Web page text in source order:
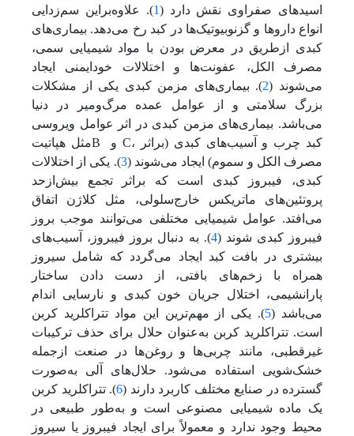
اسیدهای صفراوی نقش دارد (1). علاوه‌بر‌این سم‌زدایی
انواع داروها و گزنوبیوتیک‌‌ها در کبد رخ می‌دهد. بیماری‌های
کبدی ازطریق در معرض بودن با مواد شیمیایی سمی،
مصرف الکل، عفونت‌‌‌ها و اختلالات خودایمنی ایجاد
می‌شوند (2). بیماری‌های مزمن کبدی یکی از مشکلات
بزرگ سلامتی و از عوامل عمده مرگ‌و‌میر در دنیا
می‌باشد. بیماری‌های مزمن کبدی در اثر عوامل ویروسی
مثل هپاتیتB و C‌‌، کبد چرب و آسیب‌های کبدی (براثر
مصرف الکل و سموم) ایجاد‌ می‌شوند (3). یکی از اختلالات
کبدی، فیبروز کبدی است که براثر تجمع بیش‌از‌حد
پروتئین‌های ماتریکس خارج‌سلولی، مثل کلاژن اتفاق‌
می‌افتد. عوامل شیمیایی مختلفی‌ می‌توانند موجب بروز
فیبروز کبدی شوند (4). به دنبال بروز فیبروز، آسیب‌های
بیشتری در بافت کبد ایجاد‌ می‌گردد که شامل سیروز
همراه با زخم‌های بافتی، از دست دادن ساختار
پارانشیمی، اختلال جریان خون کبدی و نارسایی اندام‌
می‌باشد (5). یکی از مهم‌ترین این مواد ‌تتراکلرید کربن
است. ‌تتراکلرید کربن به‌عنوان حلال برای حذف ترکیبات
غیرقطبی، مانند چربی‌‌ها و روغن‌‌ها در صنعت از‌جمله
خشک‌شویی استفاده‌ می‌شود. حلال‌های آلی به‌صورت
گسترده در صنایع مختلف کاربرد دارند (6). ‌تتراکلرید کربن
یک ماده شیمیایی مصنوعی است و به‌طور طبیعی در
محیط وجود ندارد و معمولاً برای ایجاد فیبروز یا سیروز